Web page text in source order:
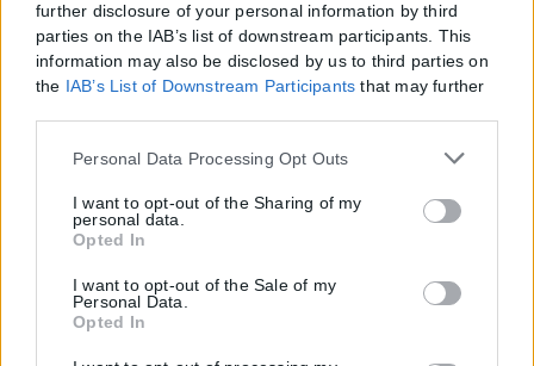
further disclosure of your personal information by third
parties on the IAB’s list of downstream participants. This
information may also be disclosed by us to third parties on
the IAB’s List of Downstream Participants that may further
Please note that this website/app uses one or more Google
but not limited to your visit or usage behaviour. You may
click to grant or deny consent to Google and its third-party
tags to use your data for below specified purposes in below
Google consent section.
Personal Data Processing Opt Outs
I want to opt-out of the Sharing of my
personal data.
Opted In
I want to opt-out of the Sale of my
Personal Data.
Opted In